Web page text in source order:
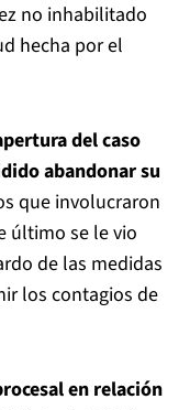
no inhabilitado
hecha por el
del caso
abandonar su
que involucraron
último se le vio
de las medidas
los contagios de
en relación